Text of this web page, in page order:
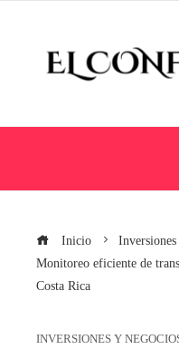
Inicio
Monitoreo eficiente de
Costa Rica
INVERSIONES Y